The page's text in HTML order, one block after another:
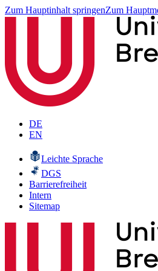
Zum Hauptinhalt springenZum
DE
EN
Leichte Sprache
DGS
Barrierefreiheit
Intern
Sitemap